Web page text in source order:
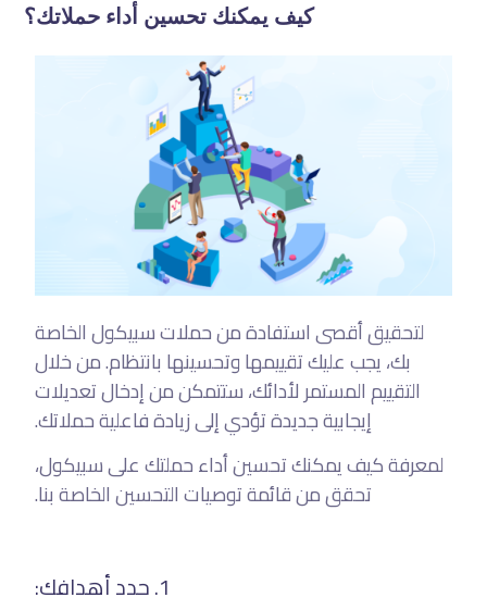
كيف يمكنك تحسين أداء حملاتك؟
لتحقيق أقصى استفادة من حملات سبيكول الخاصة
بك، يجب عليك تقييمها وتحسينها بانتظام. من خلال
التقييم المستمر لأدائك، ستتمكن من إدخال تعديلات
إيجابية جديدة تؤدي إلى زيادة فاعلية حملاتك.
لمعرفة كيف يمكنك تحسين أداء حملتك على سبيكول،
تحقق من قائمة توصيات التحسين الخاصة بنا.
1. حدد أهدافك: